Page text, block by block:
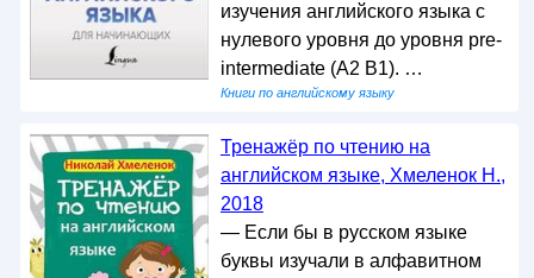
изучения английского языка с
нулевого уровня до уровня pre-
intermediate (А2 В1). …
Книги по английскому языку
Тренажёр по чтению на
английском языке, Хмеленок Н.,
2018
— Если бы в русском языке
буквы изучали в алфавитном